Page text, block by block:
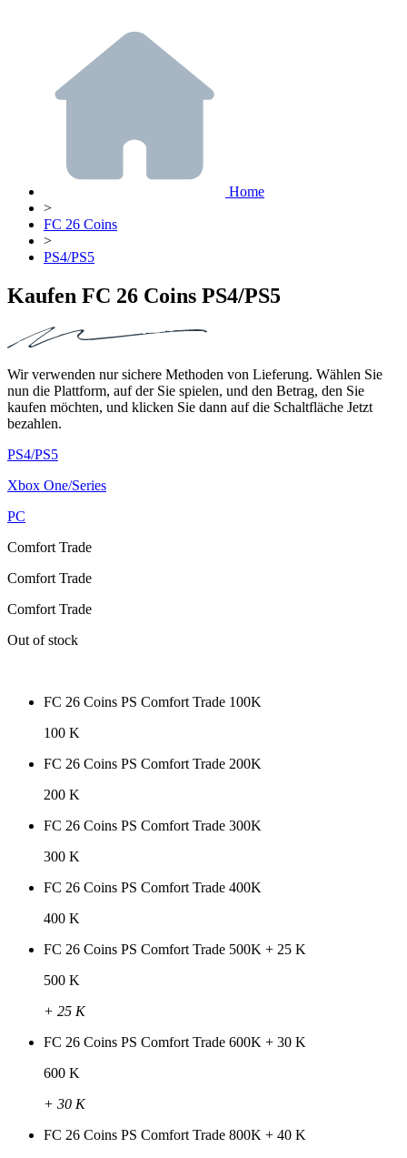
Home
>
FC 26 Coins
>
PS4/PS5
Kaufen FC 26 Coins PS4/PS5
Wir verwenden nur sichere Methoden von Lieferung. Wählen Sie
nun die Plattform, auf der Sie spielen, und den Betrag, den Sie
kaufen möchten, und klicken Sie dann auf die Schaltfläche Jetzt
bezahlen.
PS4/PS5
Xbox One/Series
PC
Comfort Trade
Comfort Trade
Comfort Trade
Out of stock
FC 26 Coins PS Comfort Trade 100K
100 K
FC 26 Coins PS Comfort Trade 200K
200 K
FC 26 Coins PS Comfort Trade 300K
300 K
FC 26 Coins PS Comfort Trade 400K
400 K
FC 26 Coins PS Comfort Trade 500K + 25 K
500 K
+ 25 K
FC 26 Coins PS Comfort Trade 600K + 30 K
600 K
+ 30 K
FC 26 Coins PS Comfort Trade 800K + 40 K